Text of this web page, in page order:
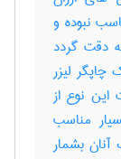
نبوده و
دقت گردد
چاپگر لیزر
نوع از
مناسب
آنان بشمار